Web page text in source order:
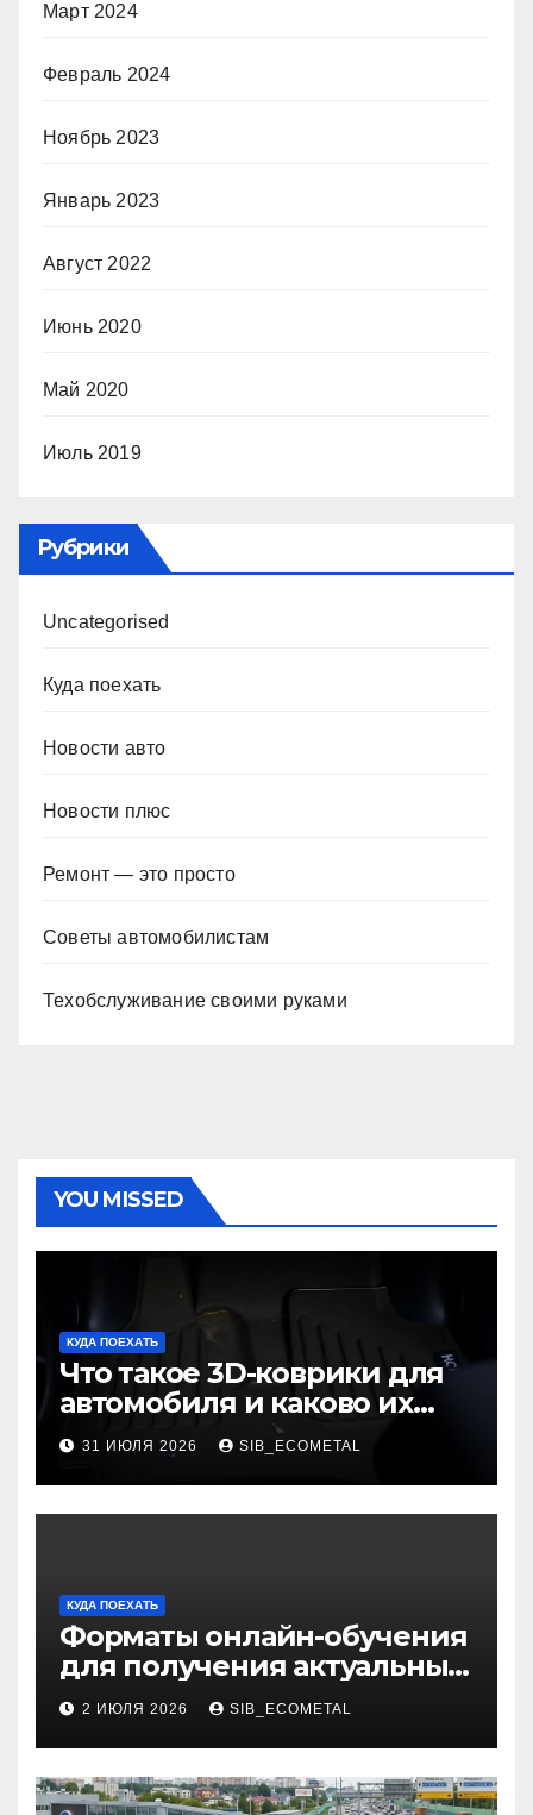
Март 2024
Февраль 2024
Ноябрь 2023
Январь 2023
Август 2022
Июнь 2020
Май 2020
Июль 2019
Рубрики
Uncategorised
Куда поехать
Новости авто
Новости плюс
Ремонт — это просто
Советы автомобилистам
Техобслуживание своими руками
YOU MISSED
КУДА ПОЕХАТЬ
Что такое 3D-коврики для
автомобиля и каково их
основное назначение
31 ИЮЛЯ 2026 SIB_ECOMETAL
КУДА ПОЕХАТЬ
Форматы онлайн-обучения
для получения актуальных
профессий
2 ИЮЛЯ 2026 SIB_ECOMETAL